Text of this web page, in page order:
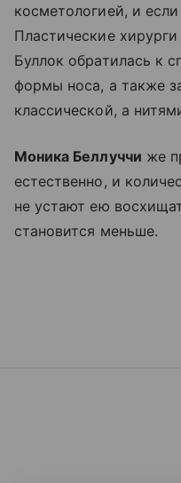
косметологией, и
Пластические
Буллок обратилась к
формы носа, а также
классической, а
Моника Беллуччи же
естественно, и
не устают ею
становится меньше.